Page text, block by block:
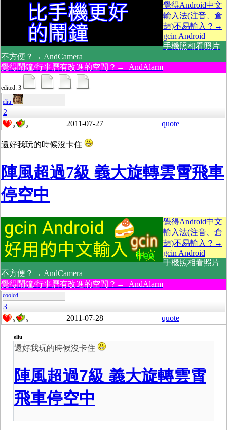
覺得Android中文
輸入法(注音、倉
頡)不易輸入？→
gcin Android
手機照相看照片
不方便？→ AndCamera
覺得鬧鐘/行事曆有改進的空間？→ AndAlarm
edited: 3
eliu
2
0 0 2011-07-27 quote
還好我玩的時候沒卡住
陣風超過7級 義大旋轉雲霄飛車
停空中
覺得Android中文
輸入法(注音、倉
頡)不易輸入？→
gcin Android
手機照相看照片
不方便？→ AndCamera
覺得鬧鐘/行事曆有改進的空間？→ AndAlarm
coolcd
3
0 0 2011-07-28 quote
eliu
還好我玩的時候沒卡住
陣風超過7級 義大旋轉雲霄
飛車停空中